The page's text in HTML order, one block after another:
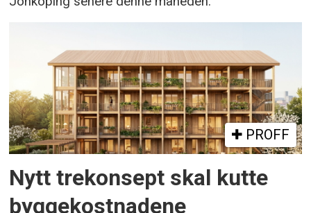
PROFF
Nytt trekonsept skal kutte
byggekostnadene